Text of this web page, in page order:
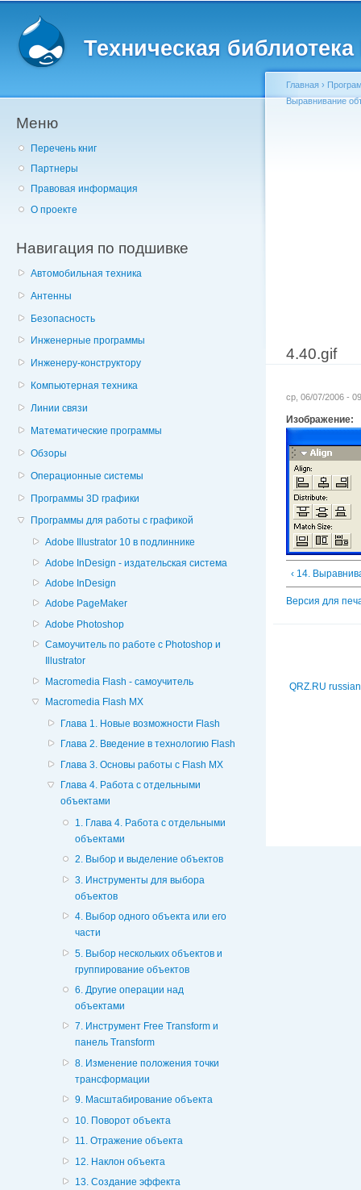
Техническая
Меню
Перечень книг
Партнеры
Правовая информация
О проекте
Навигация по подшивке
Автомобильная техника
Антенны
Безопасность
Инженерные программы
Инженеру-конструктору
Компьютерная техника
Линии связи
Математические программы
Обзоры
Операционные системы
Программы 3D графики
Программы для работы с графикой
Adobe Illustrator 10 в подлиннике
Adobe InDesign - издательская система
Adobe InDesign
Adobe PageMaker
Adobe Photoshop
Cамоучитель по работе с Photoshop и
Illustrator
Macromedia Flash - самоучитель
Macromedia Flash MX
Глава 1. Новые возможности Flash
Глава 2. Введение в технологию Flash
Глава 3. Основы работы с Flash MX
Глава 4. Работа с отдельными
объектами
1. Глава 4. Работа с отдельными
объектами
2. Выбор и выделение объектов
3. Инструменты для выбора
объектов
4. Выбор одного объекта или его
части
5. Выбор нескольких объектов и
группирование объектов
6. Другие операции над
объектами
7. Инструмент Free Transform и
панель Transform
8. Изменение положения точки
трансформации
9. Масштабирование объекта
10. Поворот объекта
11. Отражение объекта
12. Наклон объекта
13. Создание эффекта
Главная ›
Выравнивание
4.40.gif
ср, 06/07/2006 -
Изображение:
‹ 14.
Версия для
QRZ.RU